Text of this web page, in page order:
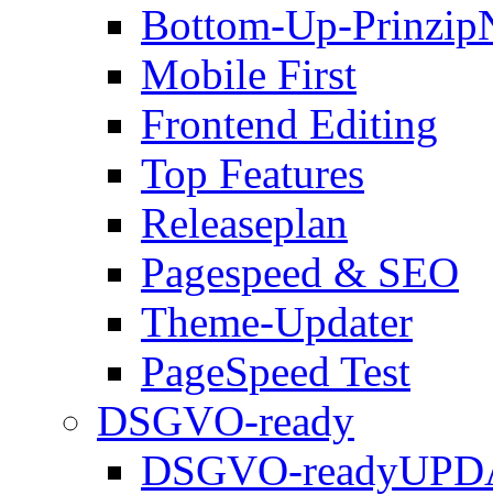
Bottom-Up-Prinzip
Mobile First
Frontend Editing
Top Features
Releaseplan
Pagespeed & SEO
Theme-Updater
PageSpeed Test
DSGVO-ready
DSGVO-ready